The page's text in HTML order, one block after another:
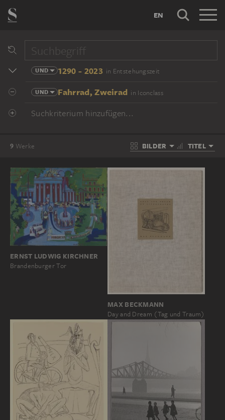
EN
UND 1290 - 2023 in Entstehungszeit
UND Fahrrad, Zweirad in Iconclass
Suchkriterium hinzufügen...
9 Werke BILDER TITEL
ERNST LUDWIG KIRCHNER
Brandenburger Tor
MAX BECKMANN
Day and Dream (Tag und Traum)